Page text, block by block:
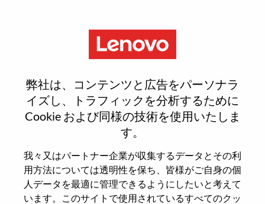
弊社は、コンテンツと広告をパーソナラ
イズし、トラフィックを分析するために
Cookie および同様の技術を使用いたしま
す。
我々又はパートナー企業が収集するデータとその利
用方法については透明性を保ち、皆様がご自身の個
人データを最適に管理できるようにしたいと考えて
います。このサイトで使用されているすべてのクッ
Reset password
本当にパスワードをリセットします
Enter the email address associated with your
account, then click "Continue".